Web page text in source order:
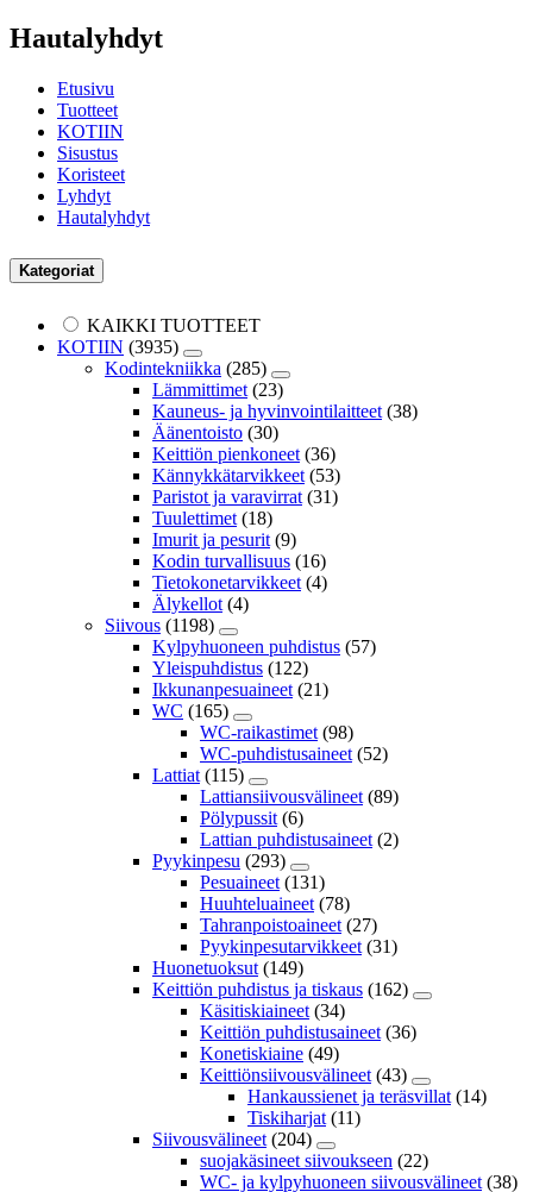
Hautalyhdyt
Etusivu
Tuotteet
KOTIIN
Sisustus
Koristeet
Lyhdyt
Hautalyhdyt
Kategoriat
KAIKKI TUOTTEET
KOTIIN (3935)
Kodintekniikka (285)
Lämmittimet (23)
Kauneus- ja hyvinvointilaitteet (38)
Äänentoisto (30)
Keittiön pienkoneet (36)
Kännykkätarvikkeet (53)
Paristot ja varavirrat (31)
Tuulettimet (18)
Imurit ja pesurit (9)
Kodin turvallisuus (16)
Tietokonetarvikkeet (4)
Älykellot (4)
Siivous (1198)
Kylpyhuoneen puhdistus (57)
Yleispuhdistus (122)
Ikkunanpesuaineet (21)
WC (165)
WC-raikastimet (98)
WC-puhdistusaineet (52)
Lattiat (115)
Lattiansiivousvälineet (89)
Pölypussit (6)
Lattian puhdistusaineet (2)
Pyykinpesu (293)
Pesuaineet (131)
Huuhteluaineet (78)
Tahranpoistoaineet (27)
Pyykinpesutarvikkeet (31)
Huonetuoksut (149)
Keittiön puhdistus ja tiskaus (162)
Käsitiskiaineet (34)
Keittiön puhdistusaineet (36)
Konetiskiaine (49)
Keittiönsiivousvälineet (43)
Hankaussienet ja teräsvillat (14)
Tiskiharjat (11)
Siivousvälineet (204)
suojakäsineet siivoukseen (22)
WC- ja kylpyhuoneen siivousvälineet (38)